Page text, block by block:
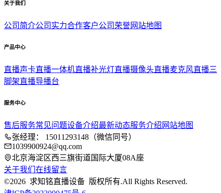
关于我们
公司简介公司实力合作客户公司荣誉网站地图
产品中心
直播声卡直播一体机直播补光灯直播摄像头直播麦克风直播三
脚架直播导播台
服务中心
售后服务常见问题设备介绍最新动态服务介绍 网站地图
张经理： 15011293148（微信同号）
1039900924@qq.com
北京海淀区西三旗街道国际大厦08A座
关于我们 在线留言
©2026 求知铭直播设备 版权所有.All Rights Reserved.